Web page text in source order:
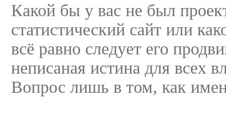
Какой бы у вас не был
статистический сайт или
всё равно следует его
неписаная истина для всех
Вопрос лишь в том, как